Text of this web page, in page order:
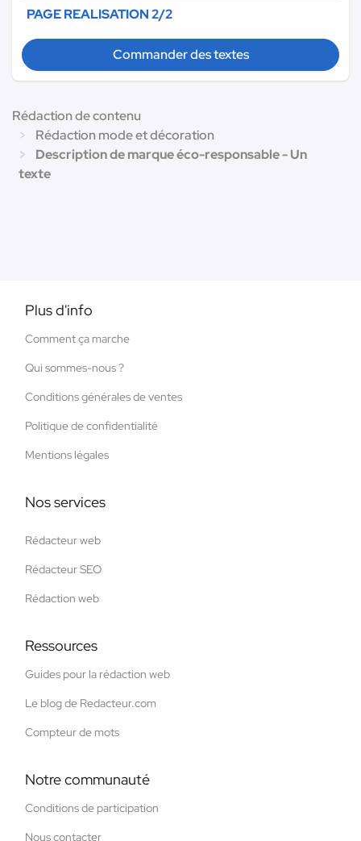
PAGE REALISATION 2/2
Commander des textes
Rédaction de contenu
Rédaction mode et décoration
Description de marque éco-responsable - Un
texte
Plus d'info
Comment ça marche
Qui sommes-nous ?
Conditions générales de ventes
Politique de confidentialité
Mentions légales
Nos services
Rédacteur web
Rédacteur SEO
Rédaction web
Ressources
Guides pour la rédaction web
Le blog de Redacteur.com
Compteur de mots
Notre communauté
Conditions de participation
Nous contacter